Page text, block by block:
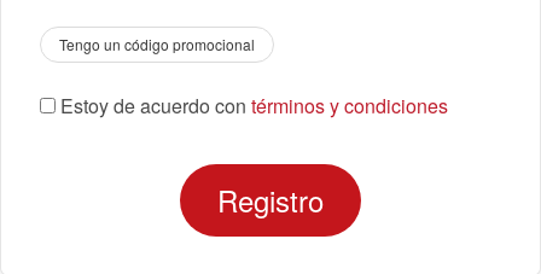
Tengo un código promocional
Estoy de acuerdo con términos y condiciones